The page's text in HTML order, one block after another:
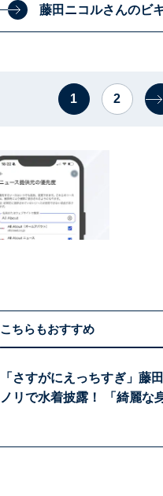
藤田ニコルさんのビ
1 2
こちらもおすすめ
「さすがにえっちすぎ」藤
ノリで水着披露！ 「綺麗な